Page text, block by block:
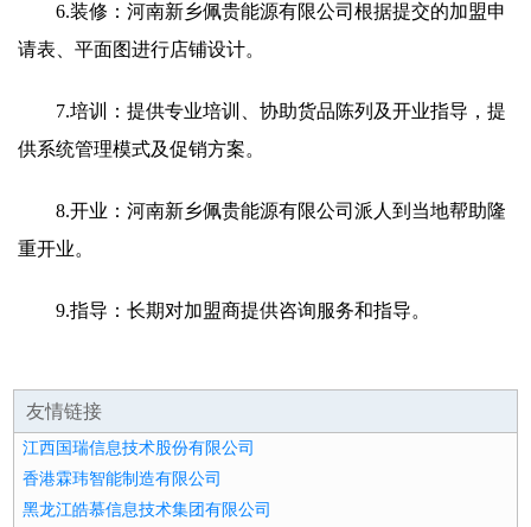
6.装修：河南新乡佩贵能源有限公司根据提交的加盟申
请表、平面图进行店铺设计。
7.培训：提供专业培训、协助货品陈列及开业指导，提
供系统管理模式及促销方案。
8.开业：河南新乡佩贵能源有限公司派人到当地帮助隆
重开业。
9.指导：长期对加盟商提供咨询服务和指导。
友情链接
江西国瑞信息技术股份有限公司
香港霖玮智能制造有限公司
黑龙江皓慕信息技术集团有限公司